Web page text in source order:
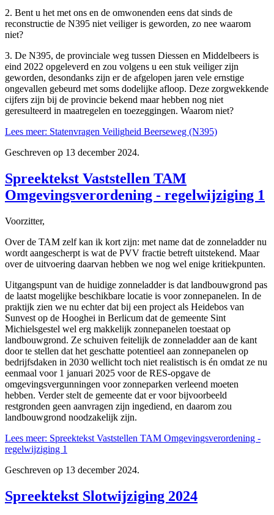
2. Bent u het met ons en de omwonenden eens dat sinds de
reconstructie de N395 niet veiliger is geworden, zo nee waarom
niet?
3. De N395, de provinciale weg tussen Diessen en Middelbeers is
eind 2022 opgeleverd en zou volgens u een stuk veiliger zijn
geworden, desondanks zijn er de afgelopen jaren vele ernstige
ongevallen gebeurd met soms dodelijke afloop. Deze zorgwekkende
cijfers zijn bij de provincie bekend maar hebben nog niet
geresulteerd in maatregelen en toezeggingen. Waarom niet?
Lees meer: Statenvragen Veiligheid Beerseweg (N395)
Geschreven op 13 december 2024.
Spreektekst Vaststellen TAM
Omgevingsverordening - regelwijziging 1
Voorzitter,
Over de TAM zelf kan ik kort zijn: met name dat de zonneladder nu
wordt aangescherpt is wat de PVV fractie betreft uitstekend. Maar
over de uitvoering daarvan hebben we nog wel enige kritiekpunten.
Uitgangspunt van de huidige zonneladder is dat landbouwgrond pas
de laatst mogelijke beschikbare locatie is voor zonnepanelen. In de
praktijk zien we nu echter dat bij een project als Heidebos van
Sunvest op de Hooghei in Berlicum dat de gemeente Sint
Michielsgestel wel erg makkelijk zonnepanelen toestaat op
landbouwgrond. Ze schuiven feitelijk de zonneladder aan de kant
door te stellen dat het geschatte potentieel aan zonnepanelen op
bedrijfsdaken in 2030 wellicht toch niet realistisch is én omdat ze nu
eenmaal voor 1 januari 2025 voor de RES-opgave de
omgevingsvergunningen voor zonneparken verleend moeten
hebben. Verder stelt de gemeente dat er voor bijvoorbeeld
restgronden geen aanvragen zijn ingediend, en daarom zou
landbouwgrond noodzakelijk zijn.
Lees meer: Spreektekst Vaststellen TAM Omgevingsverordening -
regelwijziging 1
Geschreven op 13 december 2024.
Spreektekst Slotwijziging 2024